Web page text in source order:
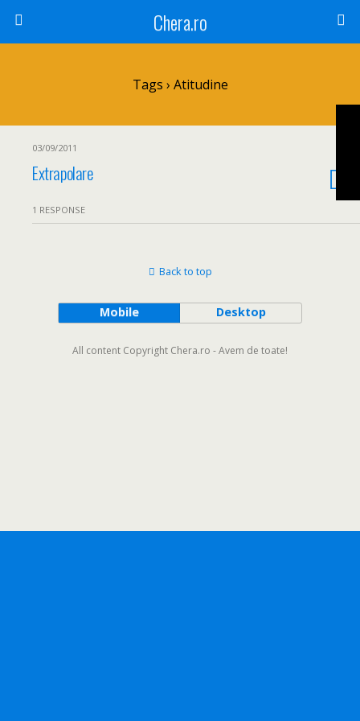
Chera.ro
Tags › Atitudine
03/09/2011
Extrapolare
1 RESPONSE
Back to top
Mobile Desktop
All content Copyright Chera.ro - Avem de toate!